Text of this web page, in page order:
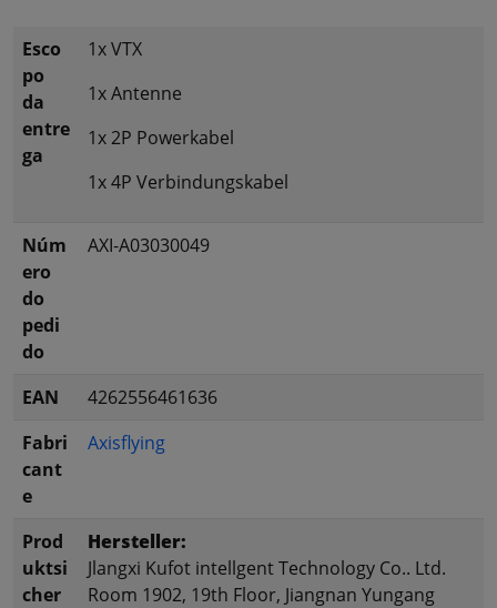
Esco
po
da
entre
ga
1x VTX
1x Antenne
1x 2P Powerkabel
1x 4P Verbindungskabel
Núm
ero
do
pedi
do
AXI-A03030049
EAN
4262556461636
Fabri
cant
e
Axisflying
Prod
uktsi
cher
Hersteller:
Jlangxi Kufot intellgent Technology Co.. Ltd.
Room 1902, 19th Floor, Jiangnan Yungang